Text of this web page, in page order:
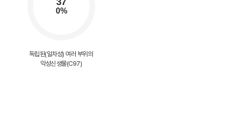
독립된(일차성) 여러 부위의
악성신생물(C97)